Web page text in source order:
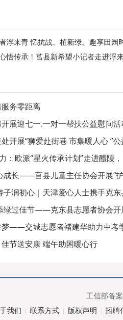
浮来青 忆抗战、植新绿、趣享田园
悟传承！莒县新希望小记者走进浮
务零距离
展迎七一.一对一帮扶公益慰问活
开展“狮爱赴街巷 市集暖人心 ”
：欧派“星火传承计划”走进醴陵
成长——莒县儿童主任协会开展“
润初心｜天津爱心人士携手克
绿过佳节——克东县志愿者协会开
梦——交城志愿者褚建华助力中考
节送安康 端午助困暖心行
工信部备
我们 | 联系方式 | 版权声明 | 招聘